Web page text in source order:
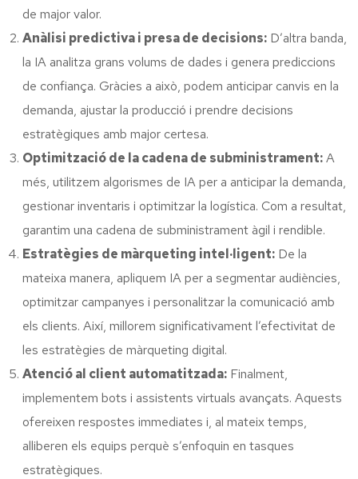
de major valor.
Anàlisi predictiva i presa de decisions: D’altra banda,
la IA analitza grans volums de dades i genera prediccions
de confiança. Gràcies a això, podem anticipar canvis en la
demanda, ajustar la producció i prendre decisions
estratègiques amb major certesa.
Optimització de la cadena de subministrament:A
més, utilitzem algorismes de IA per a anticipar la demanda,
gestionar inventaris i optimitzar la logística. Com a resultat,
garantim una cadena de subministrament àgil i rendible.
Estratègies de màrqueting intel·ligent: De la
mateixa manera, apliquem IA per a segmentar audiències,
optimitzar campanyes i personalitzar la comunicació amb
els clients. Així, millorem significativament l’efectivitat de
les estratègies de màrqueting digital.
Atenció al client automatitzada: Finalment,
implementem bots i assistents virtuals avançats. Aquests
ofereixen respostes immediates i, al mateix temps,
alliberen els equips perquè s’enfoquin en tasques
estratègiques.